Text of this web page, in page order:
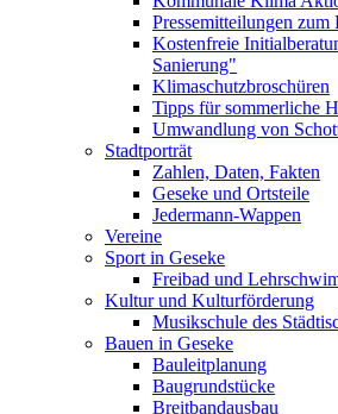
Pressemitteilungen zum
Kostenfreie
Sanierung"
Klimaschutzbroschüren
Tipps für sommerliche
Umwandlung von
Stadtporträt
Zahlen, Daten, Fakten
Geseke und Ortsteile
Jedermann-Wappen
Vereine
Sport in Geseke
Freibad und
Kultur und Kulturförderung
Musikschule des
Bauen in Geseke
Bauleitplanung
Baugrundstücke
Breitbandausbau